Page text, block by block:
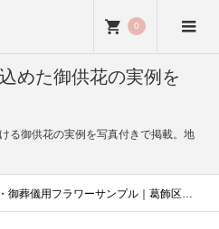
0
めた御供花の実例を
る御供花の実例を写真付きで掲載。地
葬儀用フラワーサンプル｜葛飾区の花屋